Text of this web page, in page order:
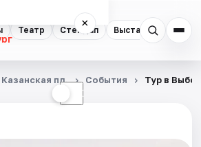
Театр Стендап Выставки
×
☾
Казанская пл. События Тур в